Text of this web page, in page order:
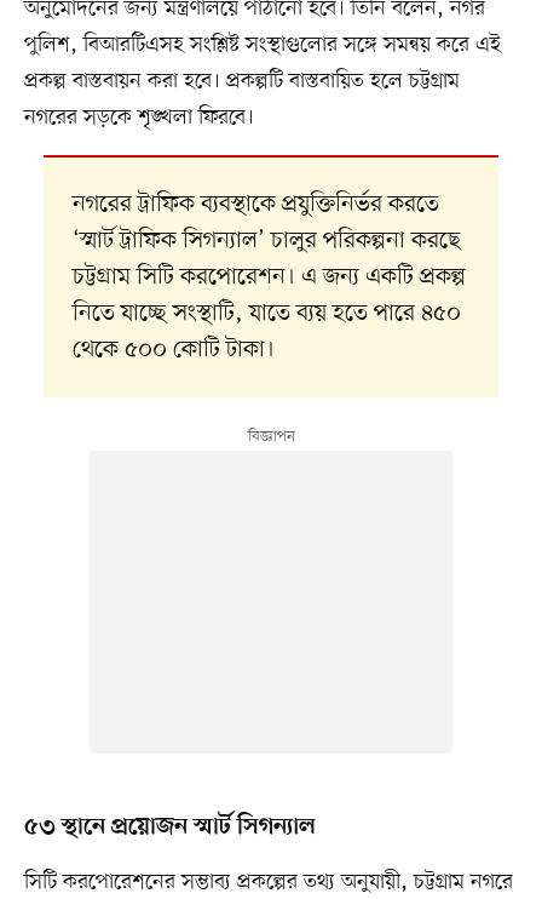
অনুমোদনের জন্য মন্ত্রণালয়ে পাঠানো হবে। তিনি বলেন, নগর
পুলিশ, বিআরটিএসহ সংশ্লিষ্ট সংস্থাগুলোর সঙ্গে সমন্বয় করে এই
প্রকল্প বাস্তবায়ন করা হবে। প্রকল্পটি বাস্তবায়িত হলে চট্টগ্রাম
নগরের সড়কে শৃঙ্খলা ফিরবে।
নগরের ট্রাফিক ব্যবস্থাকে প্রযুক্তিনির্ভর করতে
‘স্মার্ট ট্রাফিক সিগন্যাল’ চালুর পরিকল্পনা করছে
চট্টগ্রাম সিটি করপোরেশন। এ জন্য একটি প্রকল্প
নিতে যাচ্ছে সংস্থাটি, যাতে ব্যয় হতে পারে ৪৫০
থেকে ৫০০ কোটি টাকা।
৫৩ স্থানে প্রয়োজন স্মার্ট সিগন্যাল
সিটি করপোরেশনের সম্ভাব্য প্রকল্পের তথ্য অনুযায়ী, চট্টগ্রাম নগরে